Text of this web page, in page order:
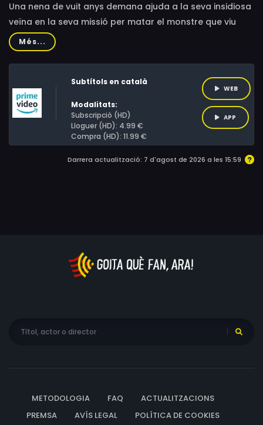
Narantsogt Tsogtsaikhan, Ákos Szalai, Bence Ferenczi,
Altamiro Junior Jubilee
Una nena de vuit anys demana ajuda a la seva insidiosa
veïna en la seva missió per matar el monstre que viu
sota el seu llit, el qual, segons ella, va devorar la seva
família.
Més...
Subtítols en català
Modalitats:
Subscripció (HD)
Lloguer (HD): 4.99 €
Compra (HD): 11.99 €
WEB
APP
Darrera actualització: 7 d'agost de 2026 a les 15:59
METODOLOGIA FAQ
ACTUALITZACIONS
PREMSA
AVÍS LEGAL POLÍTICA DE COOKIES